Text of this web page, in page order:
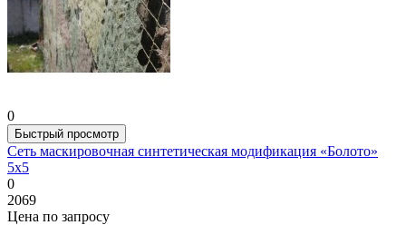
0
Быстрый просмотр
Сеть маскировочная синтетическая модификация «Болото»
5х5
0
2069
Цена по запросу